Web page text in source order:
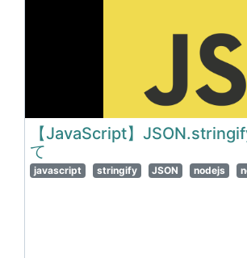
【JavaScript】
て
javascript stringify JSON nodejs